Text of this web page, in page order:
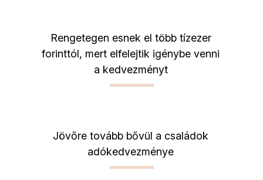
Rengetegen esnek el több tízezer
forinttól, mert elfelejtik igénybe venni
a kedvezményt
Jövőre tovább bővül a családok
adókedvezménye